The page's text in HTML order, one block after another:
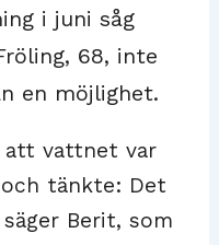
i juni såg
68, inte
en möjlighet.
att vattnet var
tänkte: Det
Berit, som